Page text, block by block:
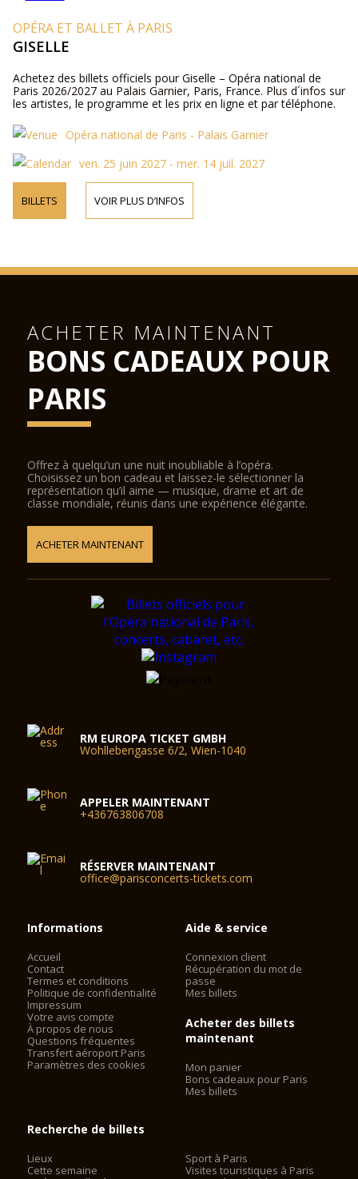
OPÉRA ET BALLET À PARIS
GISELLE
Achetez des billets officiels pour Giselle – Opéra national de
Paris 2026/2027 au Palais Garnier, Paris, France. Plus d´infos sur
les artistes, le programme et les prix en ligne et par téléphone.
Opéra national de Paris - Palais Garnier
ven. 25 juin 2027 - mer. 14 juil. 2027
BILLETS VOIR PLUS D’INFOS
ACHETER MAINTENANT
BONS CADEAUX POUR
PARIS
Offrez à quelqu’un une nuit inoubliable à l’opéra.
Choisissez un bon cadeau et laissez-le sélectionner la
représentation qu’il aime — musique, drame et art de
classe mondiale, réunis dans une expérience élégante.
ACHETER MAINTENANT
RM EUROPA TICKET GMBH
Wohllebengasse 6/2, Wien-1040
APPELER MAINTENANT
+436763806708
RÉSERVER MAINTENANT
office@parisconcerts-tickets.com
Informations
Accueil
Contact
Termes et conditions
Politique de confidentialité
Impressum
Votre avis compte
À propos de nous
Questions fréquentes
Transfert aéroport Paris
Paramètres des cookies
Aide & service
Connexion client
Récupération du mot de
passe
Mes billets
Acheter des billets
maintenant
Mon panier
Bons cadeaux pour Paris
Mes billets
Recherche de billets
Lieux
Cette semaine
Sport à Paris
Visites touristiques à Paris